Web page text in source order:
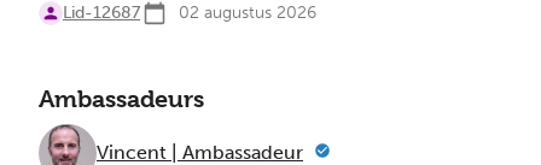
Lid-12687 02 augustus 2026
Ambassadeurs
Vincent | Ambassadeur